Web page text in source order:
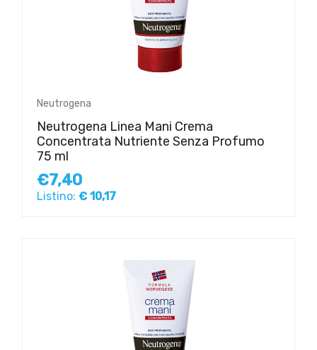
Neutrogena
Neutrogena Linea Mani Crema
Concentrata Nutriente Senza Profumo
75 ml
€7,40
Listino: € 10,17